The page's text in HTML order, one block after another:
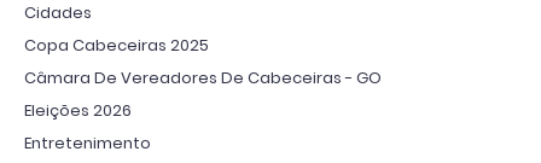
Cidades
Copa Cabeceiras 2025
Câmara De Vereadores De Cabeceiras - GO
Eleições 2026
Entretenimento